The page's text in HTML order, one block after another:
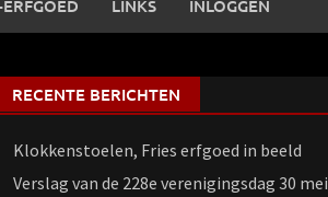
LINKS INLOGGEN
RECENTE BERICHTEN
Klokkenstoelen, Fries erfgoed in beeld
Verslag van de 228e verenigingsdag 30 mei